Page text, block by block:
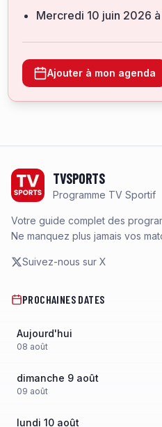
mercredi 10 juin 2026
Ajouter à mon agenda
TVSPORTS
Programme TV Sportif
Votre guide complet des
Ne manquez plus jamais vos
Suivez-nous sur X
PROCHAINES DATES
Aujourd'hui
08 août
dimanche 9 août
09 août
lundi 10 août